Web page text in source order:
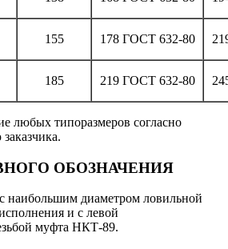
155 178 ГОСТ 632-80
185 219 ГОСТ 632-80
любых типоразмеров согласно
ОБОЗНАЧЕНИЯ
наибольшим диаметром ловильной
и с левой
муфта НКТ-89.